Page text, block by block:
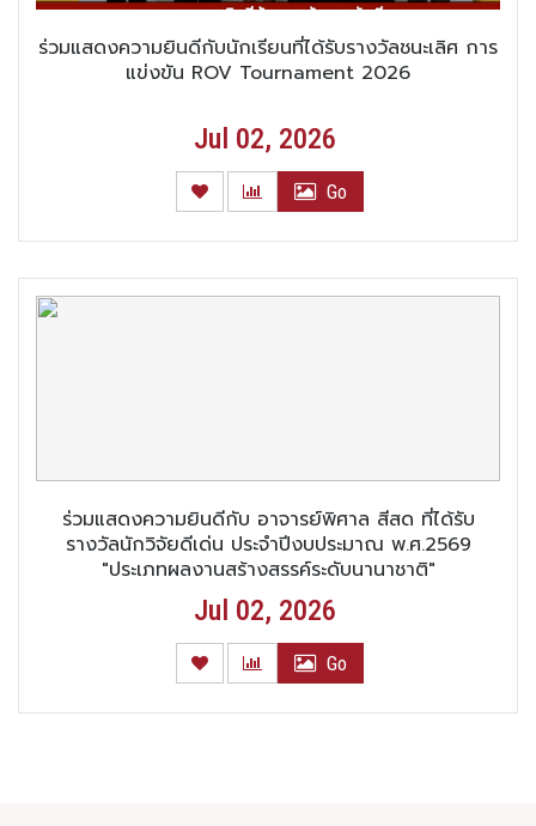
ร่วมแสดงความยินดีกับนักเรียนที่ได้รับรางวัลชนะเลิศ การ
แข่งขัน ROV Tournament 2026
Jul 02, 2026
Go
ร่วมแสดงความยินดีกับ อาจารย์พิศาล สีสด ที่ได้รับ
รางวัลนักวิจัยดีเด่น ประจำปีงบประมาณ พ.ศ.2569
"ประเภทผลงานสร้างสรรค์ระดับนานาชาติ"
Jul 02, 2026
Go